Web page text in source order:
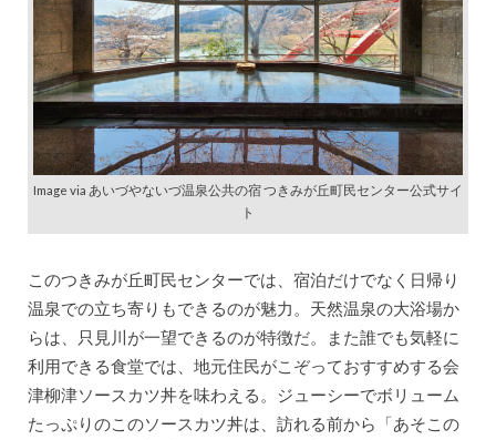
Image via あいづやないづ温泉公共の宿 つきみが丘町民センター公式サイ
ト
このつきみが丘町民センターでは、宿泊だけでなく日帰り
温泉での立ち寄りもできるのが魅力。天然温泉の大浴場か
らは、只見川が一望できるのが特徴だ。また誰でも気軽に
利用できる食堂では、地元住民がこぞっておすすめする会
津柳津ソースカツ丼を味わえる。ジューシーでボリューム
たっぷりのこのソースカツ丼は、訪れる前から「あそこの